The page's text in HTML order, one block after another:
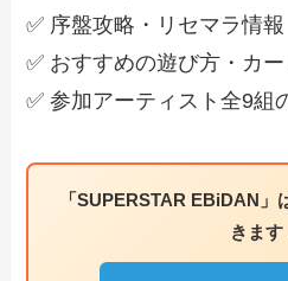
✅ 序盤攻略・リセマラ情報
✅ おすすめの遊び方・カ
✅ 参加アーティスト全9組
「SUPERSTAR EBiDAN」
きます